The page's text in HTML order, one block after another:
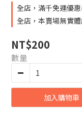
全店，滿千免運優
全店，本賣場無實
NT$200
數量
加入購物車